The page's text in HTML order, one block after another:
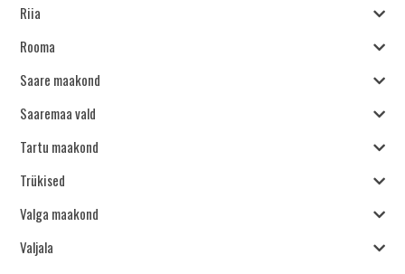
Riia
Rooma
Saare maakond
Saaremaa vald
Tartu maakond
Trükised
Valga maakond
Valjala